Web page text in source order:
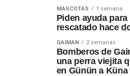
MASCOTAS 1 semana
Piden ayuda
rescatado hace
GAIMAN 2 semanas
Bomberos de
una perra viejita
en Günün a Küna